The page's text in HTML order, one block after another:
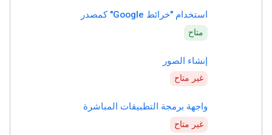
استخدام "خرائط Google" كمصدر
متاح
إنشاء الصور
غير متاح
واجهة برمجة التطبيقات المباشرة
غير متاح